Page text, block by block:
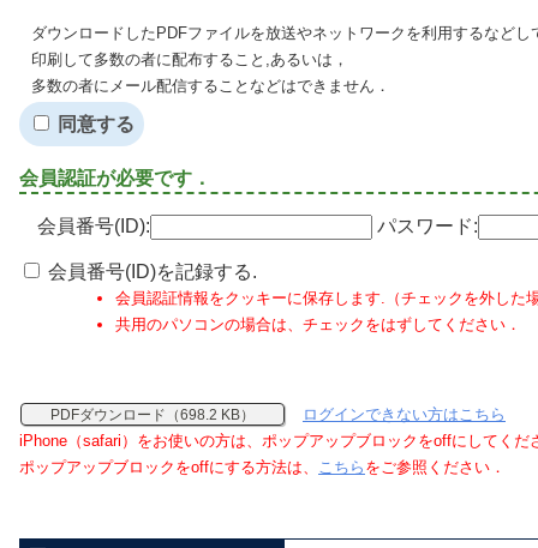
ダウンロードしたPDFファイルを放送やネットワークを利用するなど
印刷して多数の者に配布すること,あるいは，
多数の者にメール配信することなどはできません．
同意する
会員認証が必要です．
会員番号(ID): パスワード:
会員番号(ID)を記録する.
会員認証情報をクッキーに保存します.（チェックを外した
共用のパソコンの場合は、チェックをはずしてください．
PDFダウンロード（698.2 KB）
ログインできない方はこちら
iPhone（safari）をお使いの方は、ポップアップブロックをoffにしてくだ
ポップアップブロックをoffにする方法は、 こちら をご参照ください．